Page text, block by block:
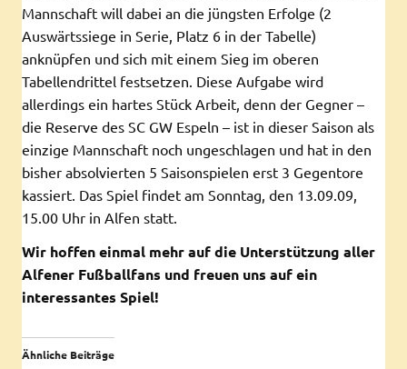
Mannschaft will dabei an die jüngsten Erfolge (2
Auswärtssiege in Serie, Platz 6 in der Tabelle)
anknüpfen und sich mit einem Sieg im oberen
Tabellendrittel festsetzen. Diese Aufgabe wird
allerdings ein hartes Stück Arbeit, denn der Gegner –
die Reserve des SC GW Espeln – ist in dieser Saison als
einzige Mannschaft noch ungeschlagen und hat in den
bisher absolvierten 5 Saisonspielen erst 3 Gegentore
kassiert. Das Spiel findet am Sonntag, den 13.09.09,
15.00 Uhr in Alfen statt.
Wir hoffen einmal mehr auf die Unterstützung aller
Alfener Fußballfans und freuen uns auf ein
interessantes Spiel!
Ähnliche Beiträge